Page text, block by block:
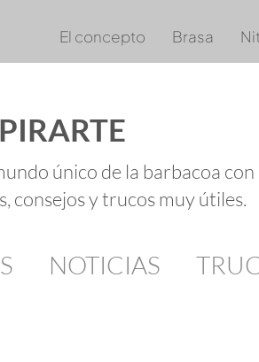
El concepto Brasa
único de la barbacoa con
consejos y trucos muy útiles.
NOTICIAS